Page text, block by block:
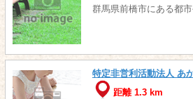
群馬県前橋市にある都
特定非営利活動法人 あ
距離 1.3 km